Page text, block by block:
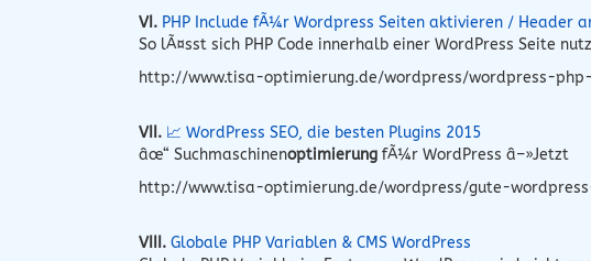
VI. PHP Include fÃ¼r Wordpress Seiten aktivieren / Header
So lÃ¤sst sich PHP Code innerhalb einer WordPress Seite
http://www.tisa-optimierung.de/wordpress/wordpress-
VII. 📈 WordPress SEO, die besten Plugins 2015
âœ“ Suchmaschinenoptimierung fÃ¼r WordPress â–»Jetzt
http://www.tisa-optimierung.de/wordpress/gute-
VIII. Globale PHP Variablen & CMS WordPress